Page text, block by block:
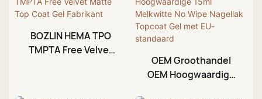
BOZLIN HEMA TPO
TMPTA Free Velvet
OEM Groothandel
OEM Hoogwaardige